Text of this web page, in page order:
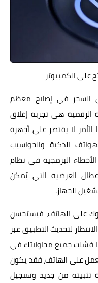
على الكمبيوتر
السحر في إصلاح معظم
الرقمية هي تجربة إغلاق
لا يقتصر على أجهزة
الذكية والحواسيب
البرمجية في نظام
العرضية التي يُمكن
للجهاز.
على الهاتف، فيستحسن
لتحديث التطبيق عبر
فشلت جميع محاولاتك في
على الهاتف، فقد يكون
تثبيته من جديد وتسجيل